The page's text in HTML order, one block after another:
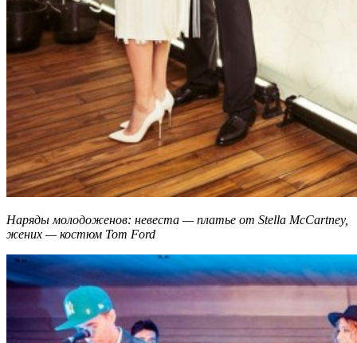
Наряды молодоженов: невеста — платье от Stella McCartney,
жених — костюм Tom Ford